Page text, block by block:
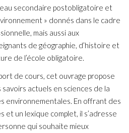
secondaire postobligatoire et
» donnés dans le cadre
mais aussi aux
de géographie, d’histoire et
de l’école obligatoire.
de cours, cet ouvrage propose
actuels en sciences de la
environnementales. En offrant des
et un lexique complet, il s’adresse
qui souhaite mieux